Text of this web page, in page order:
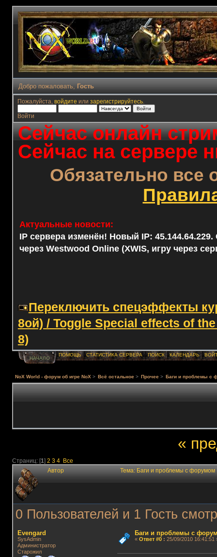
Добро пожаловать, Гость
Пожалуйста, войдите или зарегистрируйтесь.
Войти
Сейчас онлайн
Сейчас на сервере
Обязательно все
Актуальные новости:
IP сервера изменён! Новый IP: 45.144.64.229.
через Westwood Online (XWIS, игру через
Переключить спецэффекты
8ой) / Toggle Special effects of
8)
НАЧАЛО
ПОМОЩЬ СТАТИСТИКА СЕРВЕРА ПОИСК КАЛЕНДАРЬ
NoX World - форум об игре NoX > Всё остальное > Прочее > Баги и проблемы с
«
Страниц: [1] 2 3 4 Все
Автор Тема: Баги и проблемы с
0 Пользователей и 1 Гость
Evengard
SysAdmin
Администратор
Старожил
Баги и проблемы с
« Ответ #0: 25/09/2010 16:41:51